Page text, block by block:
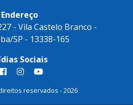
- (19) 2516-0001
Endereço
- Vila Castelo Branco -